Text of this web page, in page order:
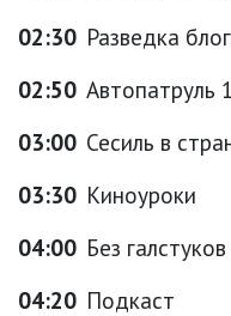
02:30 Разведка
02:50 Автопатруль
03:00 Сесиль в
03:30 Киноуроки
04:00 Без галстуков
04:20 Подкаст